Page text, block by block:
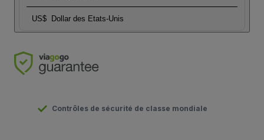
US$ Dollar des Etats-Unis
Contrôles de sécurité de classe mondiale